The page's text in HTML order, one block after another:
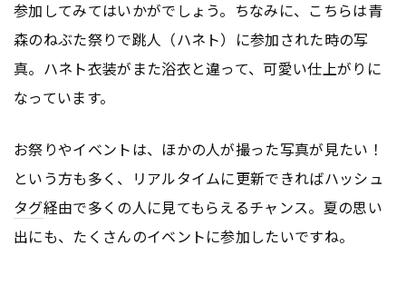
参加してみてはいかがでしょう。ちなみに、こちらは青
森のねぶた祭りで跳人（ハネト）に参加された時の写
真。ハネト衣装がまた浴衣と違って、可愛い仕上がりに
なっています。
お祭りやイベントは、ほかの人が撮った写真が見たい！
という方も多く、リアルタイムに更新できればハッシュ
タグ経由で多くの人に見てもらえるチャンス。夏の思い
出にも、たくさんのイベントに参加したいですね。